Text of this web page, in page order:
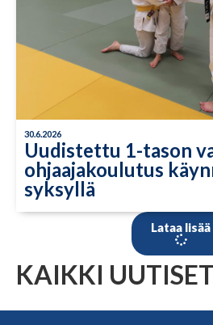
30.6.2026
Uudistettu 1-tason
ohjaajakoulutus
syksyllä
Lataa lisää
KAIKKI